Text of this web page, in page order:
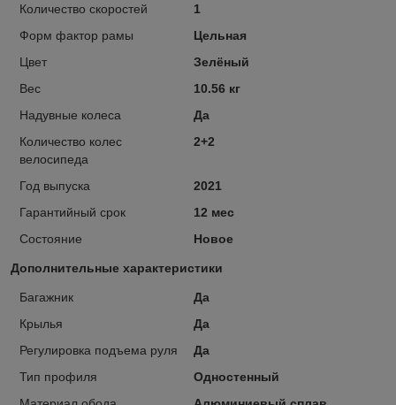
Количество скоростей
1
Форм фактор рамы
Цельная
Цвет
Зелёный
Вес
10.56 кг
Надувные колеса
Да
Количество колес
велосипеда
2+2
Год выпуска
2021
Гарантийный срок
12 мес
Состояние
Новое
Дополнительные характеристики
Багажник
Да
Крылья
Да
Регулировка подъема руля
Да
Тип профиля
Одностенный